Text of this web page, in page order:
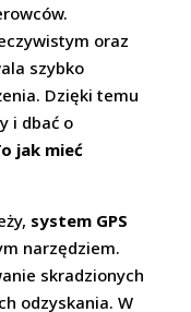
oraz
szybko
Dzięki temu
i dbać o
jak mieć
system GPS
narzędziem.
skradzionych
odzyskania. W